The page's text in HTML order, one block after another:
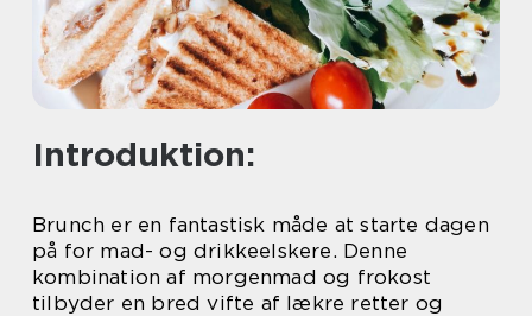
Introduktion:
Brunch er en fantastisk måde at starte dagen
på for mad- og drikkeelskere. Denne
kombination af morgenmad og frokost
tilbyder en bred vifte af lækre retter og